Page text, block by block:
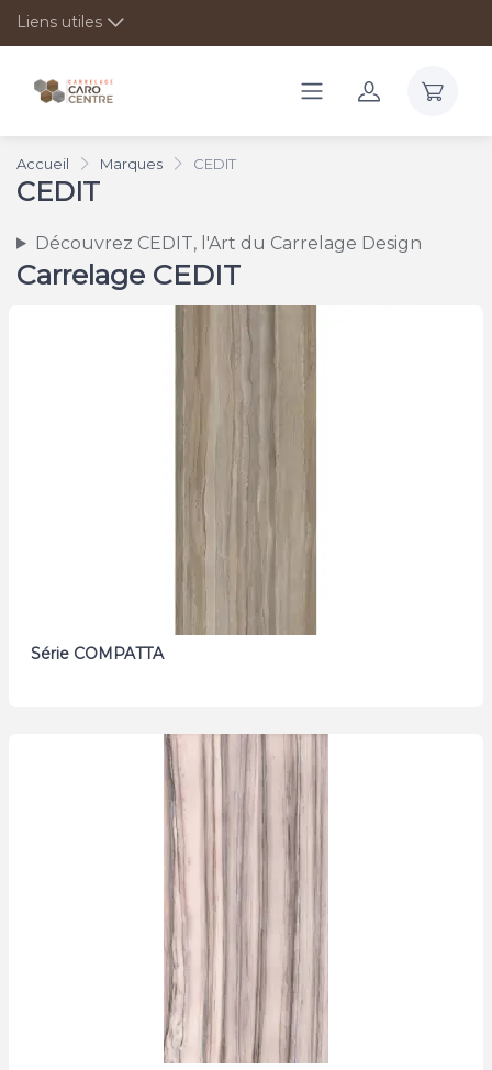
Liens utiles
Accueil Marques CEDIT
CEDIT
Découvrez CEDIT, l'Art du Carrelage Design
Carrelage CEDIT
Série COMPATTA